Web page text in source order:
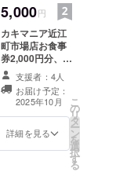
5,000円
カキマニア近江
町市場店お食事
券2,000円分、お
礼のメール 有効
期限：2025年11
月から2026年11
月末まで
支援者：4人
お届け予定：
2025年10月
詳細を見る
こ
の
リ
タ
ー
ン
を
選
択
す
る